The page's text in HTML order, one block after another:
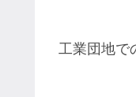
工業団地で